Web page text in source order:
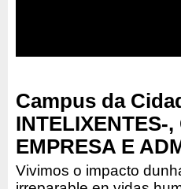
Campus da
INTELIXENTES-
EMPRESA E
Vivimos o impacto